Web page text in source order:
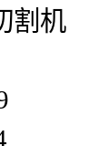
割机